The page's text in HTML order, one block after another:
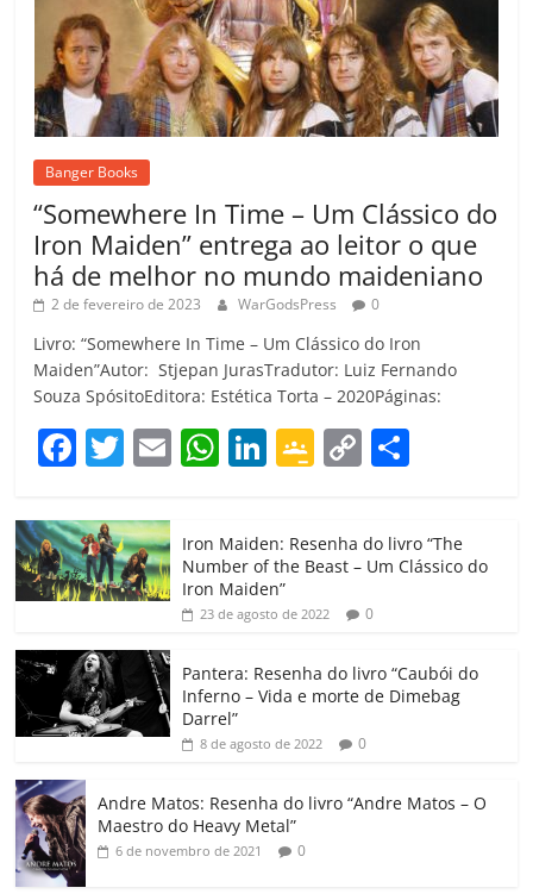
Banger Books
“Somewhere In Time – Um Clássico do
Iron Maiden” entrega ao leitor o que
há de melhor no mundo maideniano
2 de fevereiro de 2023 WarGodsPress 0
Livro: “Somewhere In Time – Um Clássico do Iron
Maiden”Autor: Stjepan JurasTradutor: Luiz Fernando
Souza SpósitoEditora: Estética Torta – 2020Páginas:
F
c
e
b
o
o
k
T
itt
er
E W
at
s
A
p
Li
e
dI
G
gl
e
Cl
a
ss
ro
o
C
p
y
Li
k
m
p
h
ar
Iron Maiden: Resenha do livro “The
Number of the Beast – Um Clássico do
Iron Maiden”
23 de agosto de 2022 0
Pantera: Resenha do livro “Caubói do
Inferno – Vida e morte de Dimebag
Darrel”
8 de agosto de 2022 0
Andre Matos: Resenha do livro “Andre Matos – O
Maestro do Heavy Metal”
6 de novembro de 2021 0